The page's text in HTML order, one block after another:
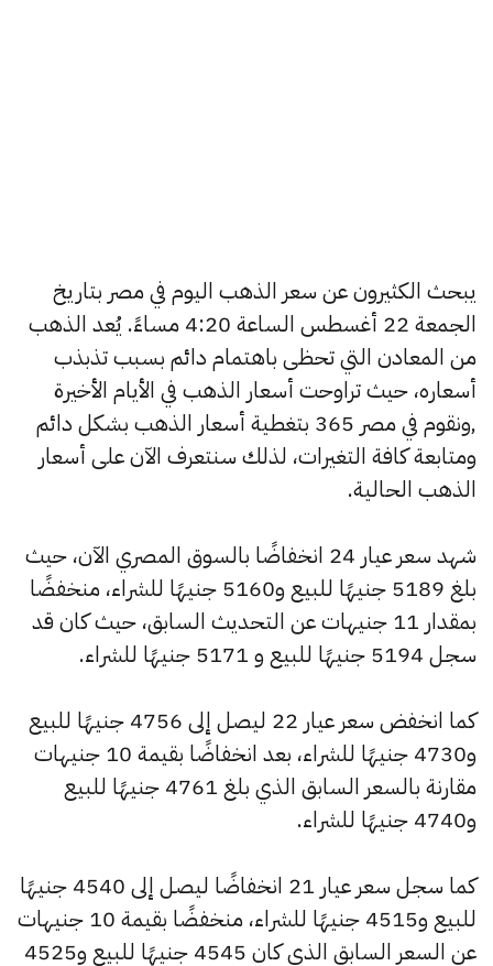
يبحث الكثيرون عن سعر الذهب اليوم في مصر بتاريخ
الجمعة 22 أغسطس الساعة 4:20 مساءً. يُعد الذهب
من المعادن التي تحظى باهتمام دائم بسبب تذبذب
أسعاره، حيث تراوحت أسعار الذهب في الأيام الأخيرة
,ونقوم في مصر 365 بتغطية أسعار الذهب بشكل دائم
ومتابعة كافة التغيرات، لذلك سنتعرف الآن على أسعار
الذهب الحالية.
شهد سعر عيار 24 انخفاضًا بالسوق المصري الآن، حيث
بلغ 5189 جنيهًا للبيع و5160 جنيهًا للشراء، منخفضًا
بمقدار 11 جنيهات عن التحديث السابق، حيث كان قد
سجل 5194 جنيهًا للبيع و 5171 جنيهًا للشراء.
كما انخفض سعر عيار 22 ليصل إلى 4756 جنيهًا للبيع
و4730 جنيهًا للشراء، بعد انخفاضًا بقيمة 10 جنيهات
مقارنة بالسعر السابق الذي بلغ 4761 جنيهًا للبيع
و4740 جنيهًا للشراء.
كما سجل سعر عيار 21 انخفاضًا ليصل إلى 4540 جنيهًا
للبيع و4515 جنيهًا للشراء، منخفضًا بقيمة 10 جنيهات
عن السعر السابق الذي كان 4545 جنيهًا للبيع و4525